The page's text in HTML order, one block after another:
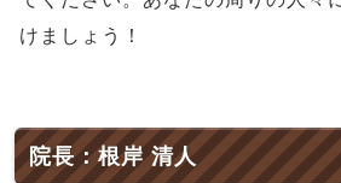
けましょう！
院長：根岸 清人